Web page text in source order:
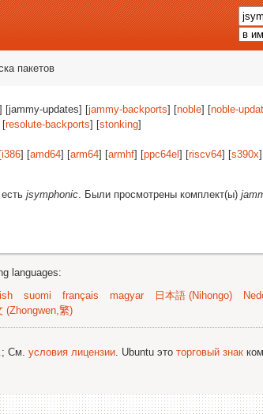
пакетов
] [jammy-updates] [jammy-backports] [noble] [noble-
[resolute-backports] [stonking]
i386] [amd64] [arm64] [armhf] [ppc64el ] [riscv64] [s390x]
jsymphonic. Были просмотрены комплект(ы)
languages:
suomi français magyar 日本語 (Nihongo)
(Zhongwen,繁)
; См. условия лицензии. Ubuntu это торговый знак